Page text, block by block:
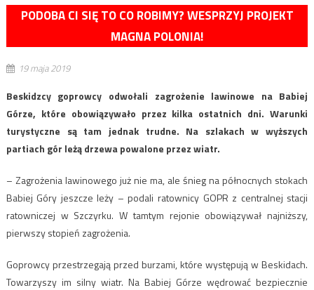
PODOBA CI SIĘ TO CO ROBIMY? WESPRZYJ PROJEKT
MAGNA POLONIA!
19 maja 2019
Beskidzcy goprowcy odwołali zagrożenie lawinowe na Babiej
Górze, które obowiązywało przez kilka ostatnich dni. Warunki
turystyczne są tam jednak trudne. Na szlakach w wyższych
partiach gór leżą drzewa powalone przez wiatr.
– Zagrożenia lawinowego już nie ma, ale śnieg na północnych stokach
Babiej Góry jeszcze leży – podali ratownicy GOPR z centralnej stacji
ratowniczej w Szczyrku. W tamtym rejonie obowiązywał najniższy,
pierwszy stopień zagrożenia.
Goprowcy przestrzegają przed burzami, które występują w Beskidach.
Towarzyszy im silny wiatr. Na Babiej Górze wędrować bezpiecznie